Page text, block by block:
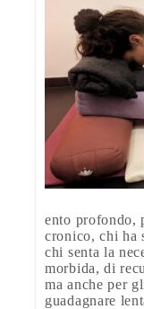
ento profondo,
cronico, chi ha
chi senta la
morbida, di
ma anche per
guadagnare